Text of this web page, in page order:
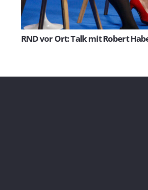
RND vor Ort: Talk mit Robert